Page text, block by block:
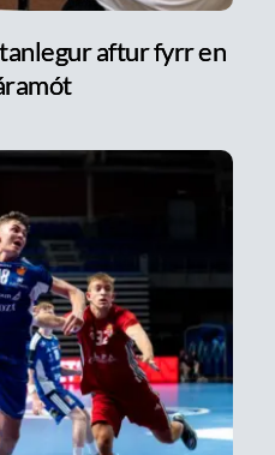
aftur fyrr en